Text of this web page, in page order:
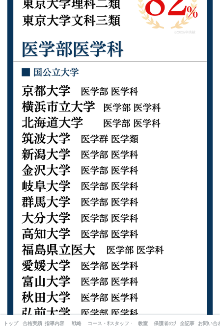
トップ 合格実績 指導内容 戦略 コース・料金スタッフ・出版書籍
教室 保護者の方へ全記事 お問い合